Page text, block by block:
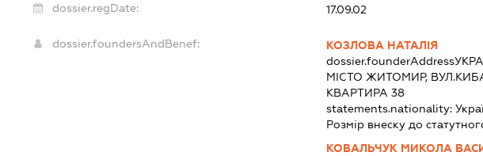
dossier.regDate: 17.09.02
dossier.foundersAndBenef:
КОЗЛОВА НАТАЛІЯ
dossier.founderAddress
МІСТО ЖИТОМИР,
КВАРТИРА 38
statements.nationality:
Розмір внеску до
КОВАЛЬЧУК МИКОЛА